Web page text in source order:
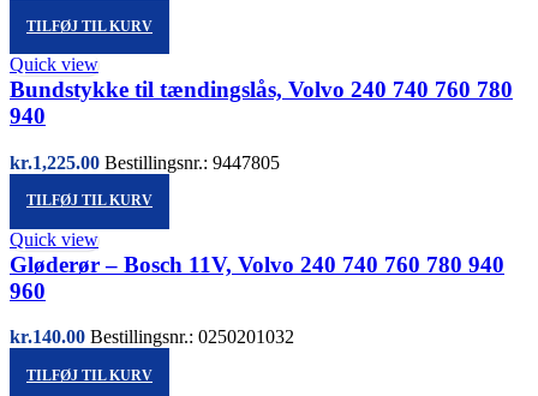
TILFØJ TIL KURV
Quick view
Bundstykke til tændingslås, Volvo 240 740 760 780
940
kr.1,225.00 Bestillingsnr.: 9447805
TILFØJ TIL KURV
Quick view
Gløderør – Bosch 11V, Volvo 240 740 760 780 940
960
kr.140.00 Bestillingsnr.: 0250201032
TILFØJ TIL KURV